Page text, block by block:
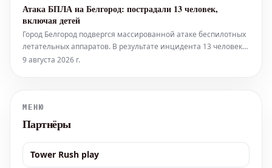
подробно рассказала о своем понимании персонажа
Мальвины из фильма.
Атака БПЛА на Белгород: пострадали 13 человек,
включая детей
Город Белгород подвергся массированной атаке беспилотных
летательных аппаратов. В результате инцидента 13 человек
получили ранения, как сообщил исполняющий обязанности
9 августа 2026 г.
МЕНЮ
Партнёры
Tower Rush play